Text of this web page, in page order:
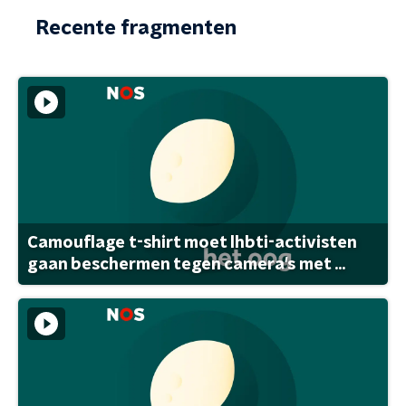
Recente fragmenten
Camouflage t-shirt moet lhbti-activisten
gaan beschermen tegen camera's met ...